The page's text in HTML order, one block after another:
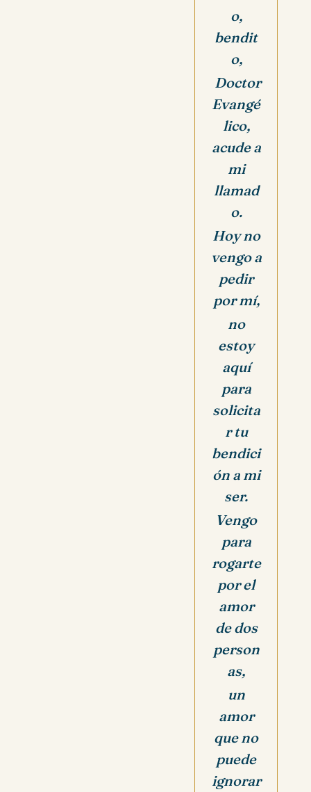
o,
bendit
o,
Doctor
Evangé
lico,
acude a
mi
llamad
o.
Hoy no
vengo a
pedir
por mí,
no
estoy
aquí
para
solicita
r tu
bendici
ón a mi
ser.
Vengo
para
rogarte
por el
amor
de dos
person
as,
un
amor
que no
puede
ignorar